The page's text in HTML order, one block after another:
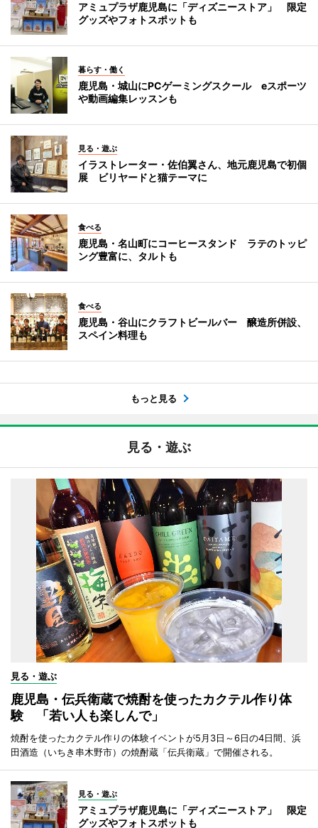
アミュプラザ鹿児島に「ディズニーストア」 限定
グッズやフォトスポットも
暮らす・働く
鹿児島・城山にPCゲーミングスクール eスポーツ
や動画編集レッスンも
見る・遊ぶ
イラストレーター・佐伯翼さん、地元鹿児島で初個
展 ビリヤードと猫テーマに
食べる
鹿児島・名山町にコーヒースタンド ラテのトッピ
ング豊富に、タルトも
食べる
鹿児島・谷山にクラフトビールバー 醸造所併設、
スペイン料理も
もっと見る
見る・遊ぶ
見る・遊ぶ
鹿児島・伝兵衛蔵で焼酎を使ったカクテル作り体
験 「若い人も楽しんで」
焼酎を使ったカクテル作りの体験イベントが5月3日～6日の4日間、浜
田酒造（いちき串木野市）の焼酎蔵「伝兵衛蔵」で開催される。
見る・遊ぶ
アミュプラザ鹿児島に「ディズニーストア」 限定
グッズやフォトスポットも